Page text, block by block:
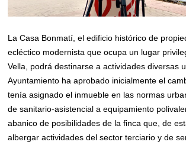
La Casa Bonmatí, el edificio histórico de
ecléctico modernista que ocupa un lugar
Vella, podrá destinarse a actividades diversas
Ayuntamiento ha aprobado inicialmente el
tenía asignado el inmueble en las normas
de sanitario-asistencial a equipamiento
abanico de posibilidades de la finca que, de
albergar actividades del sector terciario y de